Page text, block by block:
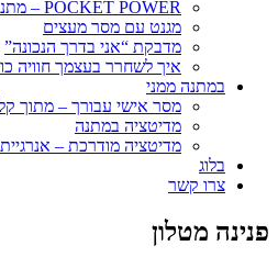
POCKET POWER – מתנה קטנה גדולה
מגנט עם מסר מעצים
מדבקת “אני בדרך הנכונה”
איך לשחרר בעצמך חוויה
במתנה ממני
מסר אישי עבורך – מתוך
מדיטציה במתנה
מדיטציה מודרכת –
בלוג
צרו קשר
פנינה מטלון